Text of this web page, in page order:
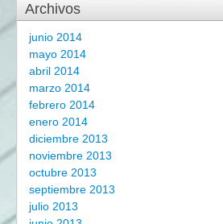
Archivos
junio 2014
mayo 2014
abril 2014
marzo 2014
febrero 2014
enero 2014
diciembre 2013
noviembre 2013
octubre 2013
septiembre 2013
julio 2013